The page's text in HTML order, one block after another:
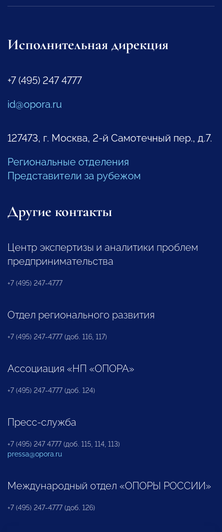
Исполнительная дирекция
+7 (495) 247 4777
id@opora.ru
127473, г. Москва, 2-й Самотечный пер., д.7.
Региональные отделения
Представители за рубежом
Другие контакты
Центр экспертизы и аналитики проблем
предпринимательства
+7 (495) 247-4777
Отдел регионального развития
+7 (495) 247-4777 (доб. 116, 117)
Ассоциация «НП «ОПОРА»
+7 (495) 247-4777 (доб. 124)
Пресс-служба
+7 (495) 247 4777 (доб. 115, 114, 113)
pressa@opora.ru
Международный отдел «ОПОРЫ РОССИИ»
+7 (495) 247-4777 (доб. 126)